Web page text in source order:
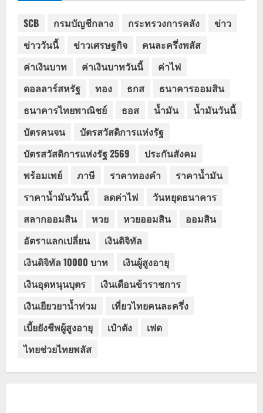
SCB กรมบัญชีกลาง กระทรวงการคลัง
ข่าว
ข่าววันนี้
ข่าวเศรษฐกิจ
คนละครึ่งพลัส
ค่าเงินบาท
ค่าเงินบาทวันนี้
ค่าไฟ
ดอลลาร์สหรัฐ
ทอง ธกส
ธนาคารออมสิน
ธนาคารไทยพาณิชย์
ธอส น้ำมัน
น้ำมันวันนี้
บัตรคนจน
บัตรสวัสดิการแห่งรัฐ
บัตรสวัสดิการแห่งรัฐ 2569
ประกันสังคม
พร้อมเพย์
ภาษี ราคาทองคำ
ราคาน้ำมัน
ราคาน้ำมันวันนี้
ลดค่าไฟ
วันหยุดธนาคาร
สลากออมสิน
หวย หวยออมสิน
ออมสิน
อัตราแลกเปลี่ยน
เงินดิจิทัล
เงินดิจิทัล 10000 บาท
เงินผู้สูงอายุ
เงินอุดหนุนบุตร
เงินเดือนข้าราชการ
เงินเยียวยาน้ำท่วม
เที่ยวไทยคนละครึ่ง
เบี้ยยังชีพผู้สูงอายุ
เป๋าตัง
เฟด
ไทยช่วยไทยพลัส